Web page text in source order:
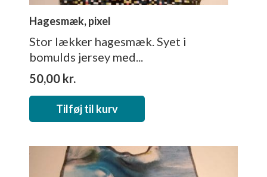
Hagesmæk, pixel
Stor lækker hagesmæk. Syet i
bomulds jersey med...
50,00 kr.
Tilføj til kurv